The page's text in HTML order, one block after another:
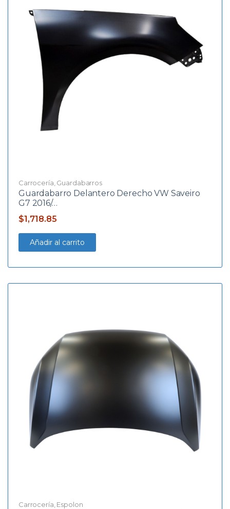
Carrocería Guardabarros
Guardabarro Delantero Derecho VW Saveiro
G7 2016/…
$1,718.85
Añadir al carrito
Carrocería Espolon